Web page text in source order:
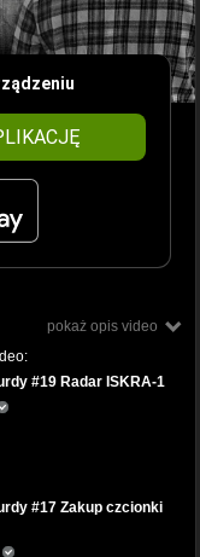
pokaż opis video
#19 Radar ISKRA-1
#17 Zakup czcionki